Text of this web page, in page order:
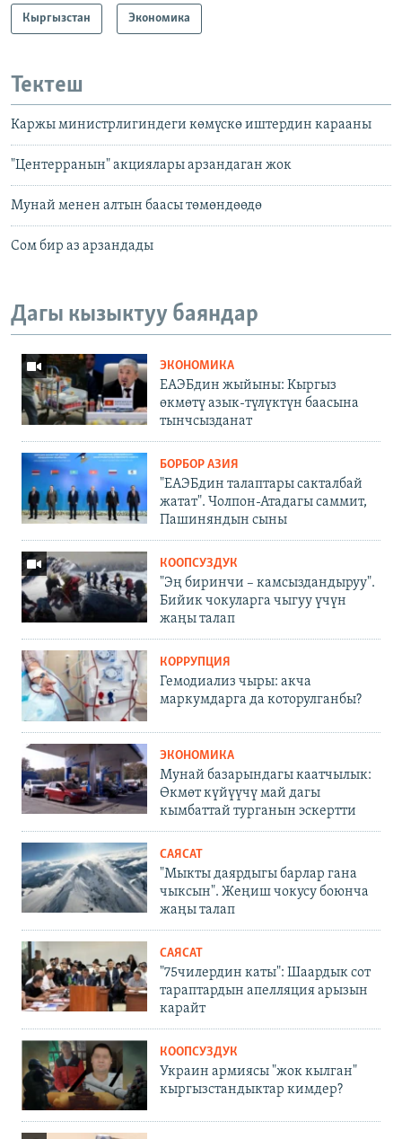
Кыргызстан Экономика
Тектеш
Каржы министрлигиндеги көмүскө иштердин карааны
"Центерранын" акциялары арзандаган жок
Мунай менен алтын баасы төмөндөөдө
Сом бир аз арзандады
Дагы кызыктуу баяндар
ЭКОНОМИКА
ЕАЭБдин жыйыны: Кыргыз
өкмөтү азык-түлүктүн баасына
тынчсызданат
БОРБОР АЗИЯ
"ЕАЭБдин талаптары сакталбай
жатат". Чолпон-Атадагы саммит,
Пашиняндын сыны
КООПСУЗДУК
"Эң биринчи – камсыздандыруу".
Бийик чокуларга чыгуу үчүн
жаңы талап
КОРРУПЦИЯ
Гемодиализ чыры: акча
маркумдарга да которулганбы?
ЭКОНОМИКА
Мунай базарындагы каатчылык:
Өкмөт күйүүчү май дагы
кымбаттай турганын эскертти
САЯСАТ
"Мыкты даярдыгы барлар гана
чыксын". Жеңиш чокусу боюнча
жаңы талап
САЯСАТ
"75чилердин каты": Шаардык сот
тараптардын апелляция арызын
карайт
КООПСУЗДУК
Украин армиясы "жок кылган"
кыргызстандыктар кимдер?